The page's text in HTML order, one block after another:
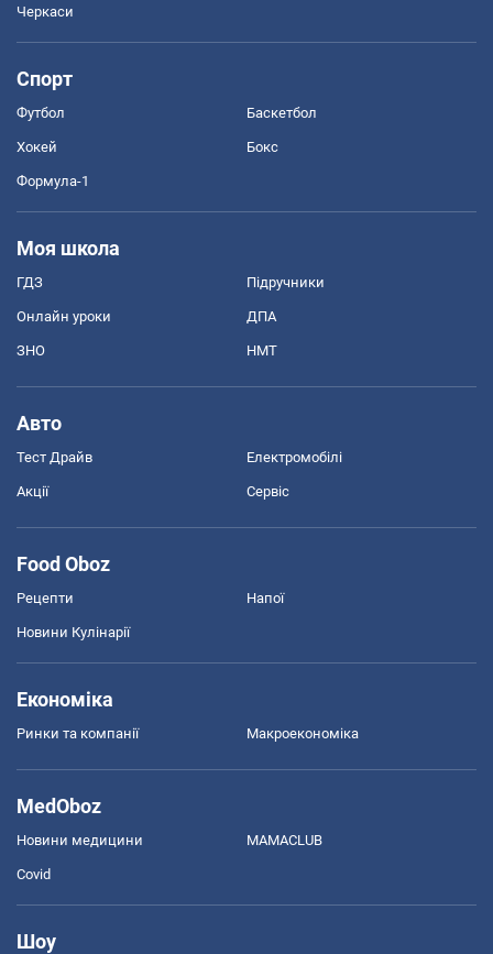
Черкаси
Спорт
Футбол Баскетбол
Хокей Бокс
Формула-1
Моя школа
ГДЗ Підручники
Онлайн уроки ДПА
ЗНО НМТ
Авто
Тест Драйв Електромобілі
Акції Сервіс
Food Oboz
Рецепти Напої
Новини Кулінарії
Економіка
Ринки та компанії Макроекономіка
MedOboz
Новини медицини MAMACLUB
Covid
Шоу